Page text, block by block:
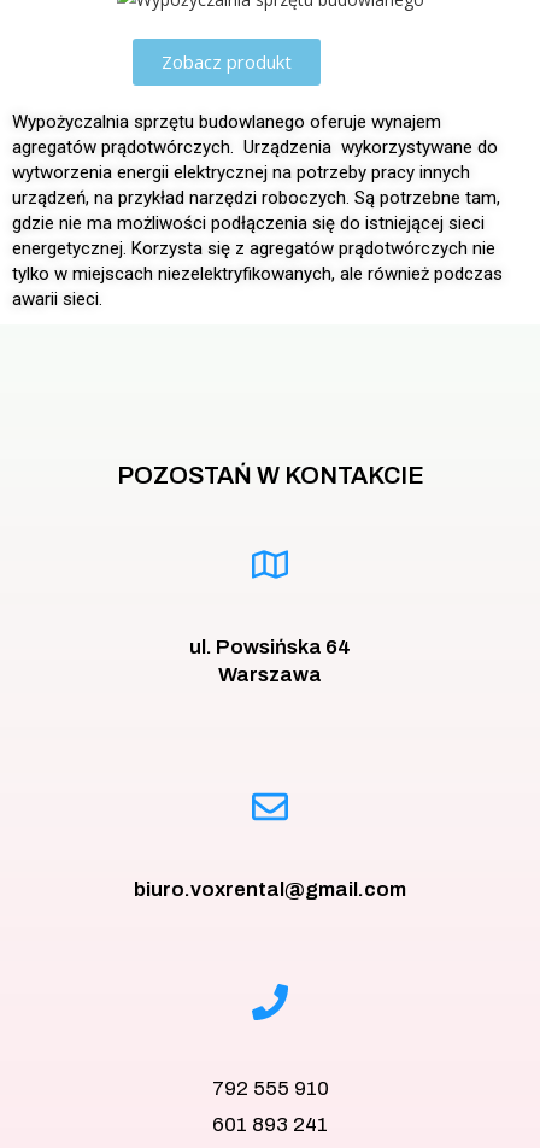
Zobacz produkt
Wypożyczalnia sprzętu budowlanego oferuje wynajem
agregatów prądotwórczych. Urządzenia wykorzystywane do
wytworzenia energii elektrycznej na potrzeby pracy innych
urządzeń, na przykład narzędzi roboczych. Są potrzebne tam,
gdzie nie ma możliwości podłączenia się do istniejącej sieci
energetycznej. Korzysta się z agregatów prądotwórczych nie
tylko w miejscach niezelektryfikowanych, ale również podczas
awarii sieci.
POZOSTAŃ W KONTAKCIE
ul. Powsińska 64
Warszawa
biuro.voxrental@gmail.com
792 555 910
601 893 241